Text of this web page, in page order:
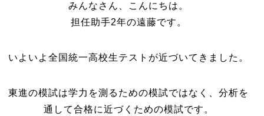
みんなさん、こんにちは。
担任助手2年の遠藤です。
いよいよ全国統一高校生テストが近づいてきました。
東進の模試は学力を測るための模試ではなく、分析を
通して合格に近づくための模試です。